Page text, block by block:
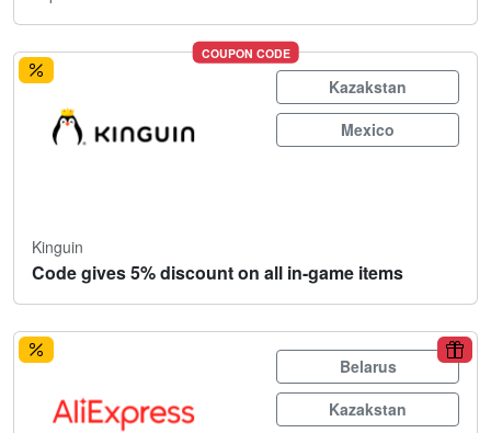
COUPON CODE
Kazakstan
Mexico
Kinguin
Code gives 5% discount on all in-game items
Belarus
Kazakstan